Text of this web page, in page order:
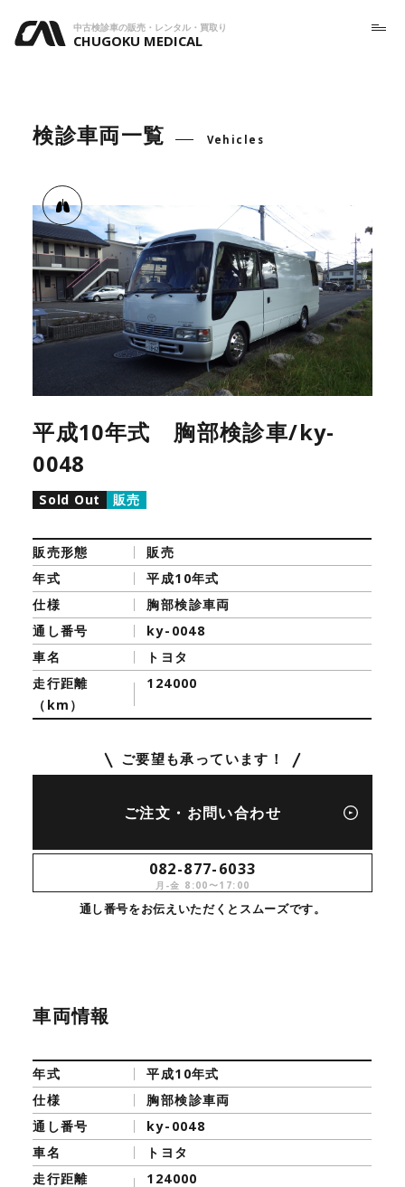
中古検診車の販売・レンタル・買取り
CHUGOKU MEDICAL
検診車両一覧 Vehicles
平成10年式 胸部検診車/ky-
0048
Sold Out 販売
販売形態
販売
年式
平成10年式
仕様
胸部検診車両
通し番号
ky-0048
車名
トヨタ
走行距離
（km）
124000
ご要望も承っています！
ご注文・お問い合わせ
082-877-6033
月-金 8:00〜17:00
通し番号をお伝えいただくとスムーズです。
車両情報
年式
平成10年式
仕様
胸部検診車両
通し番号
ky-0048
車名
トヨタ
走行距離
124000